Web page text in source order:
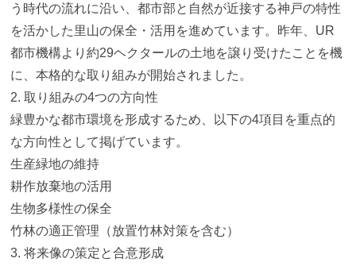
う時代の流れに沿い、都市部と自然が近接する神戸の特性
を活かした里山の保全・活用を進めています。昨年、 UR
都市機構より約29ヘクタールの土地を譲り受けたことを機
に
、本格的な取り組みが開始されました。
2. 取り組みの4つの方向性
緑豊かな都市環境を形成するため、
以下の4項目を重点的
な方向性として掲げています。
生産緑地の維持
耕作放棄地の活用
生物多様性の保全
竹林の適正管理（放置竹林対策を含む）
3. 将来像の策定と合意形成